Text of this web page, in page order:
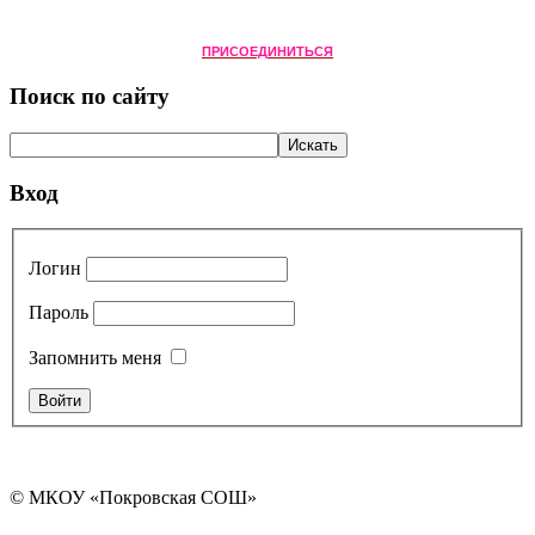
ПРИСОЕДИНИТЬСЯ
Поиск по сайту
Вход
Логин
Пароль
Запомнить меня
© МКОУ «Покровская СОШ»